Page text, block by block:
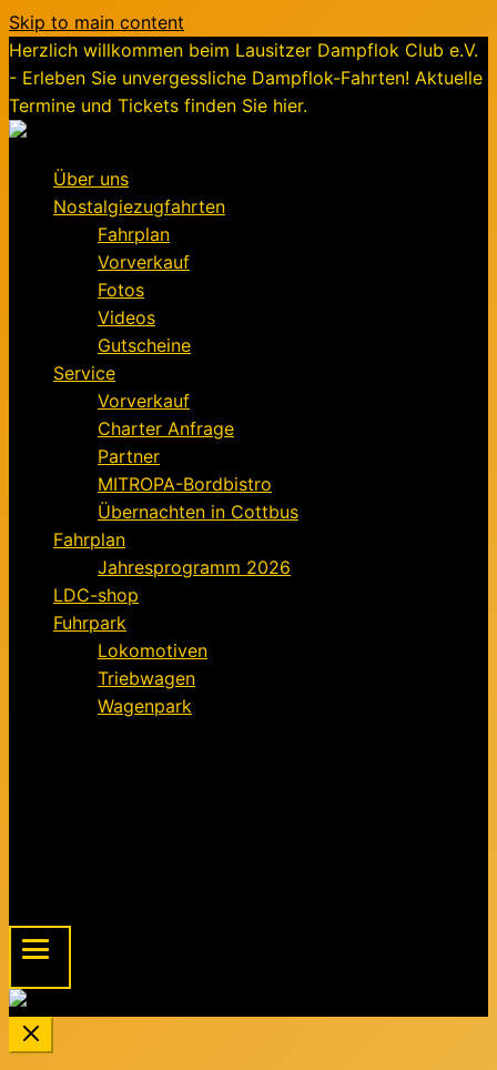
Skip to main content
Herzlich willkommen beim Lausitzer Dampflok Club e.V.
- Erleben Sie unvergessliche Dampflok-Fahrten! Aktuelle
Termine und Tickets finden Sie hier.
Über uns
Nostalgiezugfahrten
Fahrplan
Vorverkauf
Fotos
Videos
Gutscheine
Service
Vorverkauf
Charter Anfrage
Partner
MITROPA-Bordbistro
Übernachten in Cottbus
Fahrplan
Jahresprogramm 2026
LDC-shop
Fuhrpark
Lokomotiven
Triebwagen
Wagenpark